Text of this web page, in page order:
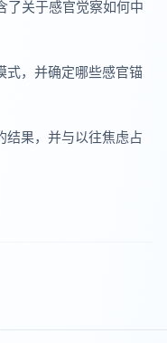
了关于感官觉察如何中
式，并确定哪些感官锚
结果，并与以往焦虑占